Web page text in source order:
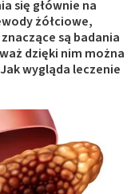
się głównie na
żółciowe,
są badania
dzięki nim można
wygląda leczenie